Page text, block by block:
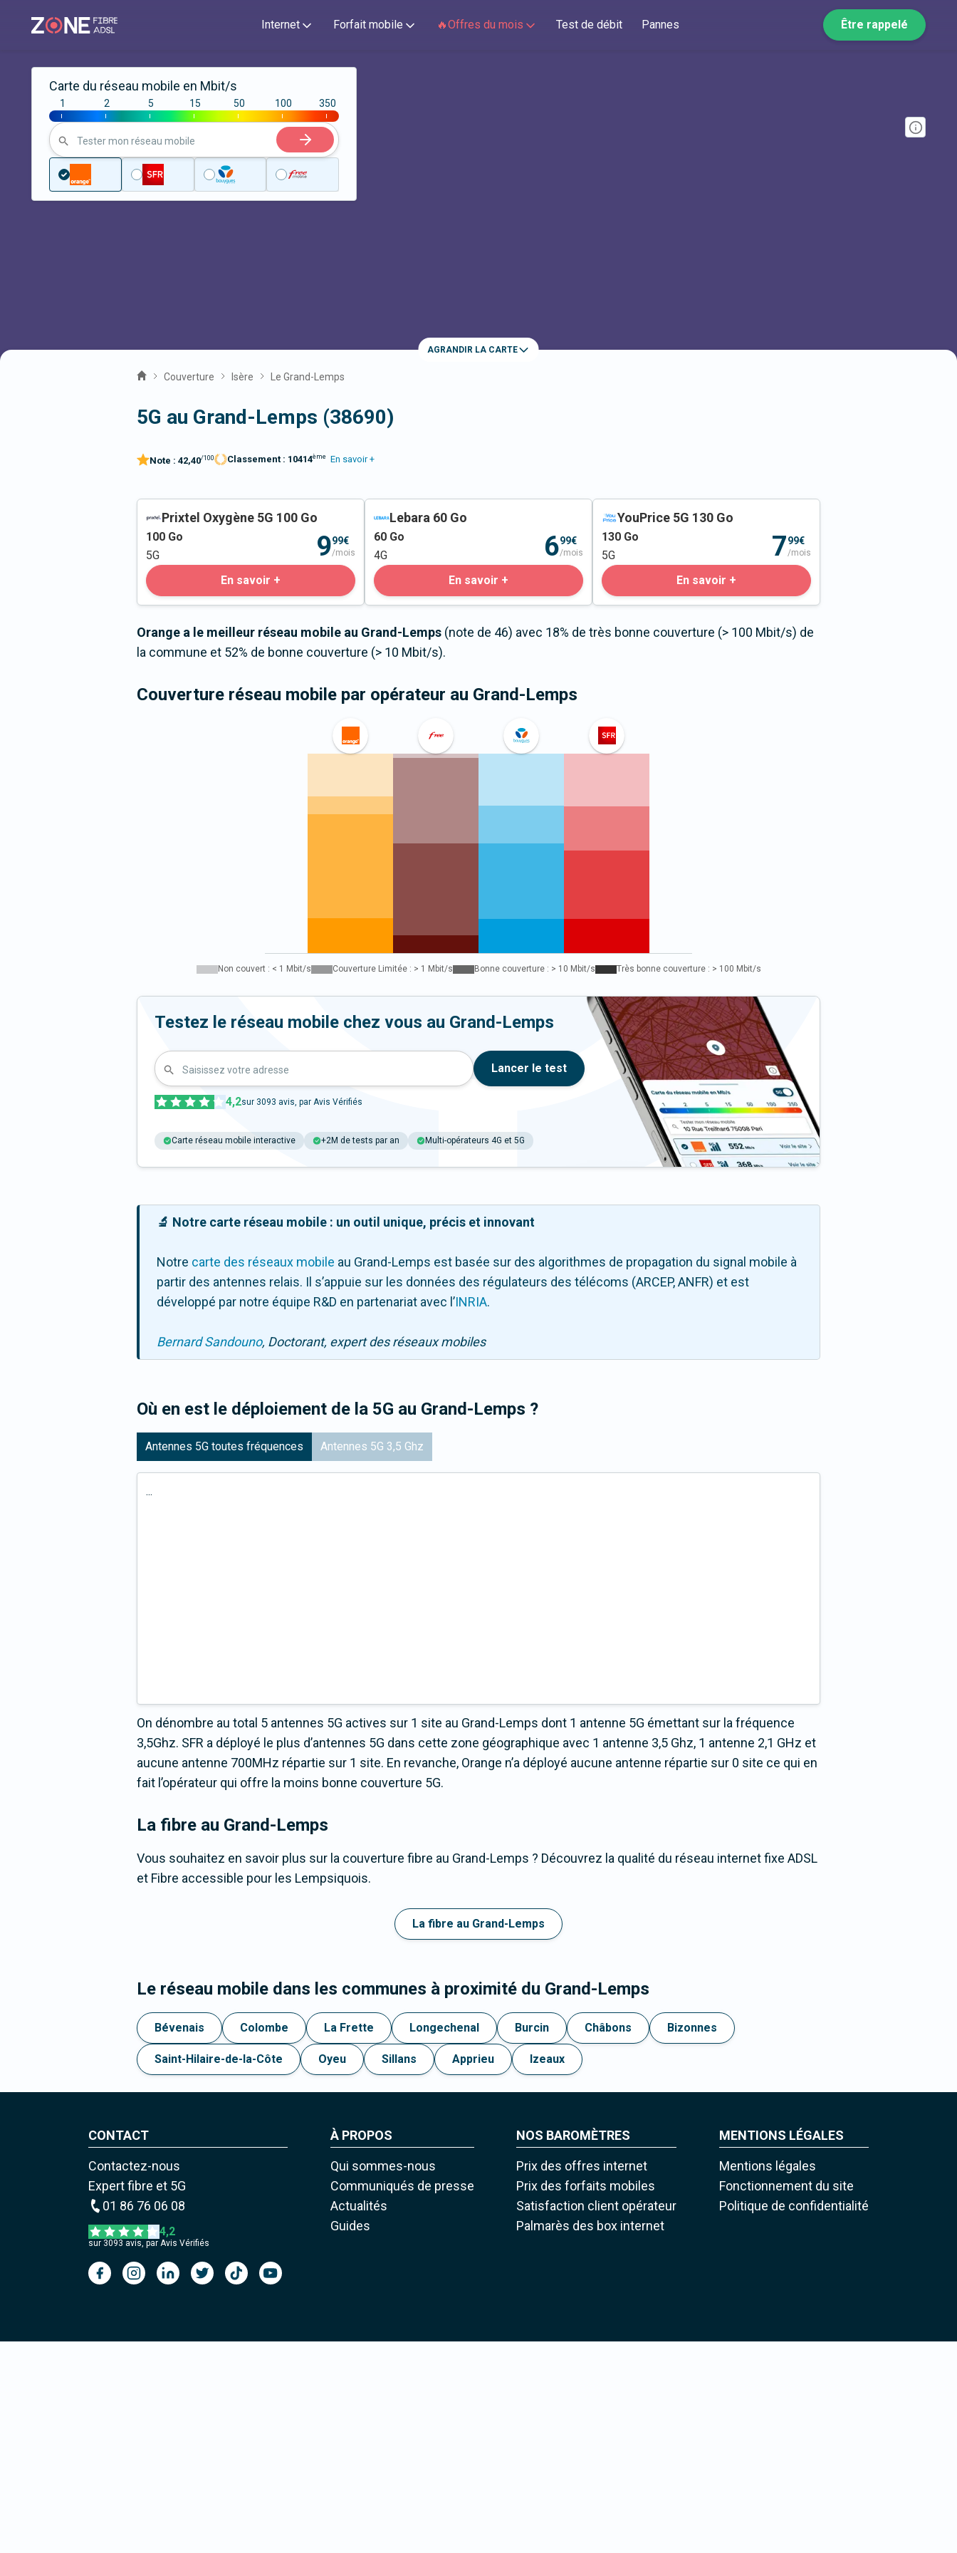
Internet Forfait mobile 🔥Offres du mois Test de débit Pannes Être rappelé
Carte du réseau mobile en Mbit/s
|
1
|
2
|
5
|
15
|
50
|
100
|
350
Tester mon réseau mobile
AGRANDIR LA CARTE
Couverture Isère Le Grand-Lemps
5G au Grand-Lemps (38690)
Note : 42,40/100 Classement : 10414ème En savoir +
Prixtel Oxygène 5G 100 Go
100 Go
5G
999€
/mois
En savoir +
Lebara 60 Go
60 Go
4G
699€
/mois
En savoir +
YouPrice 5G 130 Go
130 Go
5G
799€
/mois
En savoir +
Orange a le meilleur réseau mobile au Grand-Lemps (note de 46) avec 18% de très bonne couverture (> 100 Mbit/s) de
la commune et 52% de bonne couverture (> 10 Mbit/s).
Couverture réseau mobile par opérateur au Grand-Lemps
Non couvert : < 1 Mbit/s Couverture Limitée : > 1 Mbit/s Bonne couverture : > 10 Mbit/s Très bonne couverture : > 100 Mbit/s
Testez le réseau mobile chez vous au Grand-Lemps
Saisissez votre adresse Lancer le test
4,2sur 3093 avis, par Avis Vérifiés
Carte réseau mobile interactive +2M de tests par an Multi-opérateurs 4G et 5G
🔬 Notre carte réseau mobile : un outil unique, précis et innovant
Notre carte des réseaux mobile au Grand-Lemps est basée sur des algorithmes de propagation du signal mobile à
partir des antennes relais. Il s’appuie sur les données des régulateurs des télécoms (ARCEP, ANFR) et est
développé par notre équipe R&D en partenariat avec l ’INRIA.
Bernard Sandouno, Doctorant, expert des réseaux mobiles
Où en est le déploiement de la 5G au Grand-Lemps ?
Antennes 5G toutes fréquences Antennes 5G 3,5 Ghz
...
On dénombre au total 5 antennes 5G actives sur 1 site au Grand-Lemps dont 1 antenne 5G émettant sur la fréquence
3,5Ghz. SFR a déployé le plus d’antennes 5G dans cette zone géographique avec 1 antenne 3,5 Ghz, 1 antenne 2,1 GHz et
aucune antenne 700MHz répartie sur 1 site. En revanche, Orange n’a déployé aucune antenne répartie sur 0 site ce qui en
fait l’opérateur qui offre la moins bonne couverture 5G.
La fibre au Grand-Lemps
Vous souhaitez en savoir plus sur la couverture fibre au Grand-Lemps ? Découvrez la qualité du réseau internet fixe ADSL
et Fibre accessible pour les Lempsiquois.
La fibre au Grand-Lemps
Le réseau mobile dans les communes à proximité du Grand-Lemps
Bévenais Colombe La Frette Longechenal Burcin Châbons Bizonnes
Saint-Hilaire-de-la-Côte Oyeu Sillans Apprieu Izeaux
CONTACT
Contactez-nous
Expert fibre et 5G
01 86 76 06 08
4,2
sur 3093 avis, par Avis Vérifiés
À PROPOS
Qui sommes-nous
Communiqués de presse
Actualités
Guides
NOS BAROMÈTRES
Prix des offres internet
Prix des forfaits mobiles
Satisfaction client opérateur
Palmarès des box internet
MENTIONS LÉGALES
Mentions légales
Fonctionnement du site
Politique de confidentialité